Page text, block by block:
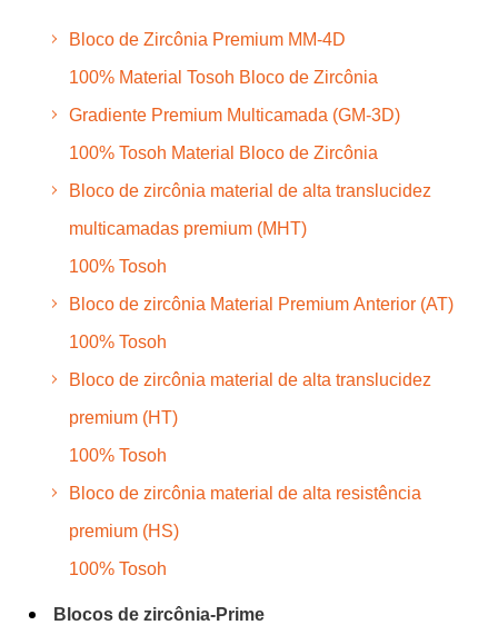
Bloco de Zircônia Premium MM-4D
100% Material Tosoh Bloco de Zircônia
Gradiente Premium Multicamada (GM-3D)
100% Tosoh Material Bloco de Zircônia
Bloco de zircônia material de alta translucidez
multicamadas premium (MHT)
100% Tosoh
Bloco de zircônia Material Premium Anterior (AT)
100% Tosoh
Bloco de zircônia material de alta translucidez
premium (HT)
100% Tosoh
Bloco de zircônia material de alta resistência
premium (HS)
100% Tosoh
Blocos de zircônia-Prime